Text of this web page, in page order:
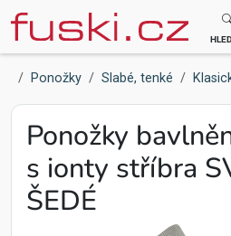
Fuski BOMA
Ponožky Slabé, tenké
Ponožky
s ionty stříbra
ŠEDÉ